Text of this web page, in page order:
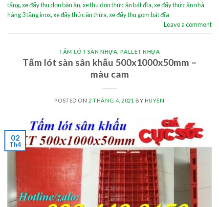
tấng,xe đẩy thu dọn bàn ăn,xe thu dọn thức ăn bát đĩa,xe đẩy thức ăn nhà
hàng 3 tầng inox,xe đẩy thức ăn thừa,xe đẩy thu gom bát đĩa
Leave a comment
TẤM LÓT SÀN NHỰA ,PALLET NHỰA
Tấm lót sàn sân khấu 500x1000x50mm –
màu cam
POSTED ON 2 THÁNG 4, 2021 BY HUYEN
02
Th4